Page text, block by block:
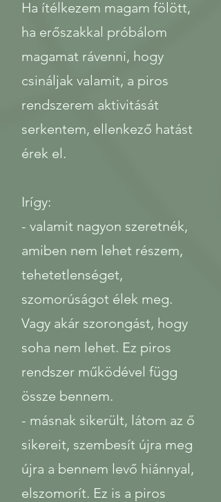
Ha ítélkezem magam fölött,
ha erőszakkal próbálom
magamat rávenni, hogy
csináljak valamit, a piros
rendszerem aktivitását
serkentem, ellenkező hatást
érek el.
Irígy:
- valamit nagyon szeretnék,
amiben nem lehet részem,
tehetetlenséget,
szomorúságot élek meg.
Vagy akár szorongást, hogy
soha nem lehet. Ez piros
rendszer működével függ
össze bennem.
- másnak sikerült, látom az ő
sikereit, szembesít újra meg
újra a bennem levő hiánnyal,
elszomorít. Ez is a piros